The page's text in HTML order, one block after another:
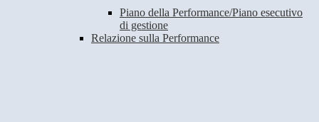
Piano della Performance/Piano esecutivo
di gestione
Relazione sulla Performance